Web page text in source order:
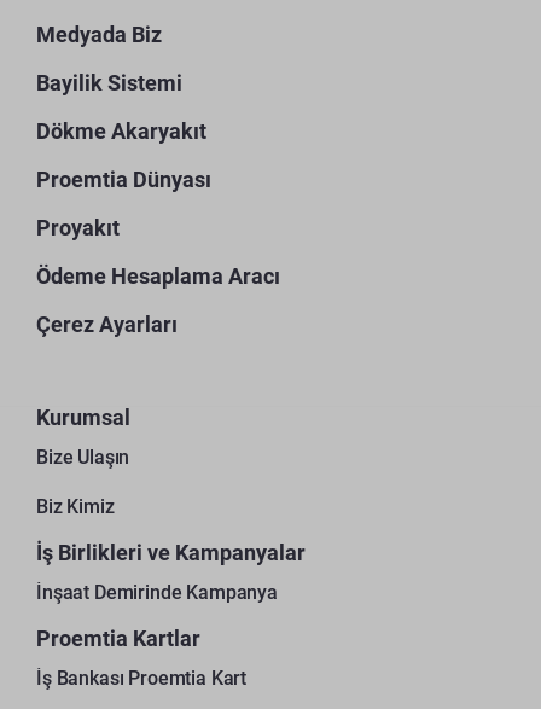
Medyada Biz
Bayilik Sistemi
Dökme Akaryakıt
Proemtia Dünyası
Proyakıt
Ödeme Hesaplama Aracı
Çerez Ayarları
Kurumsal
Bize Ulaşın
Biz Kimiz
İş Birlikleri ve Kampanyalar
İnşaat Demirinde Kampanya
Proemtia Kartlar
İş Bankası Proemtia Kart